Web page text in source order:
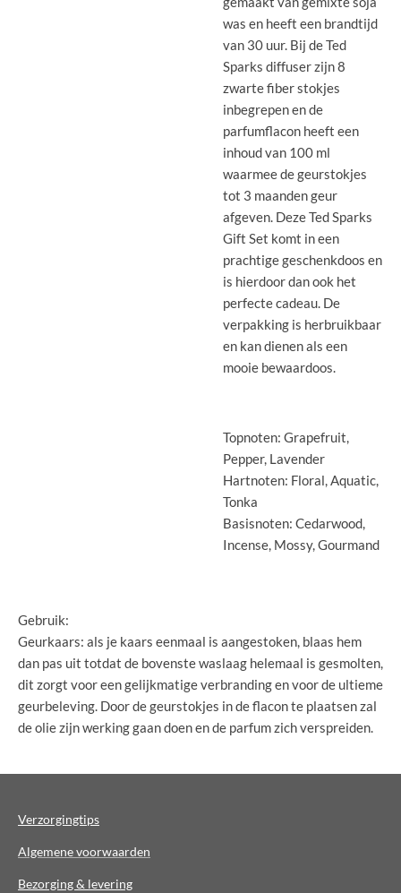
was en heeft een brandtijd
van 30 uur. Bij de Ted
Sparks diffuser zijn 8
zwarte fiber stokjes
inbegrepen en de
parfumflacon heeft een
inhoud van 100 ml
waarmee de geurstokjes
tot 3 maanden geur
afgeven. Deze Ted Sparks
Gift Set komt in een
prachtige geschenkdoos en
is hierdoor dan ook het
perfecte cadeau. De
verpakking is herbruikbaar
en kan dienen als een
mooie bewaardoos.
Topnoten: Grapefruit,
Pepper, Lavender
Hartnoten: Floral, Aquatic,
Tonka
Basisnoten: Cedarwood,
Incense, Mossy, Gourmand
Gebruik:
Geurkaars: als je kaars eenmaal is aangestoken, blaas hem
dan pas uit totdat de bovenste waslaag helemaal is gesmolten,
dit zorgt voor een gelijkmatige verbranding en voor de ultieme
geurbeleving. Door de geurstokjes in de flacon te plaatsen zal
de olie zijn werking gaan doen en de parfum zich verspreiden.
Verzorgingtips
Algemene voorwaarden
Bezorging & levering